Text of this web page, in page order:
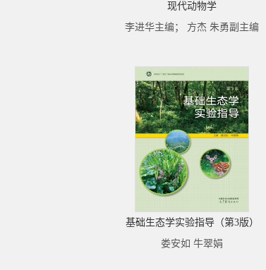
现代动物学
李进华主编； 方杰 朱勇副主编
基础生态学实验指导（第3版）
娄安如 牛翠娟